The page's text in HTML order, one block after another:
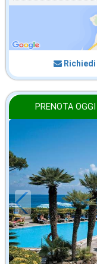
PRENOTA
agosto
in offerta da
€72,00
a notte